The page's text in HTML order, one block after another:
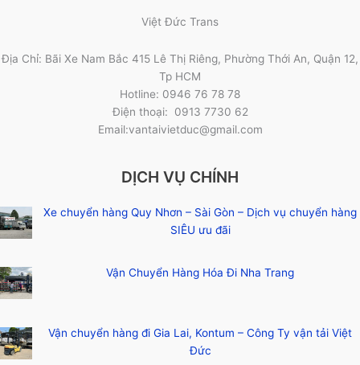
Việt Đức Trans
Địa Chỉ: Bãi Xe Nam Bắc 415 Lê Thị Riêng, Phường Thới An, Quận 12,
Tp HCM
Hotline: 0946 76 78 78
Điện thoại: 0913 7730 62
Email:vantaivietduc@gmail.com
DỊCH VỤ CHÍNH
Xe chuyển hàng Quy Nhơn – Sài Gòn – Dịch vụ chuyển hàng
SIÊU ưu đãi
Vận Chuyển Hàng Hóa Đi Nha Trang
Vận chuyển hàng đi Gia Lai, Kontum – Công Ty vận tải Việt
Đức